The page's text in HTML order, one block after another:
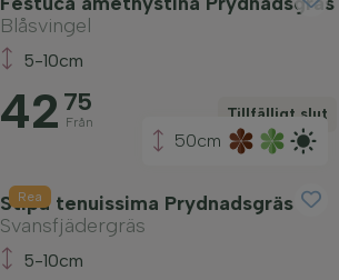
Blåsvingel
5-10cm
42 75
Från Tillfälligt slut
Rea
50cm
Stipa tenuissima Prydnadsgräs
Svansfjädergräs
5-10cm